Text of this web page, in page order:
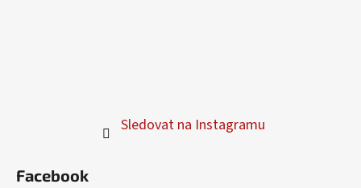
Sledovat na Instagramu
Facebook